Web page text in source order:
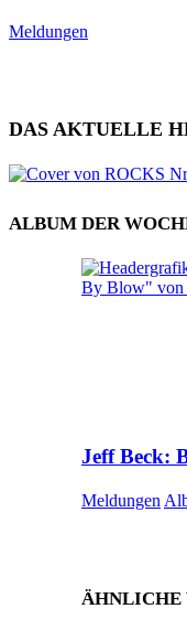
Meldungen
DAS AKTUELLE
ALBUM DER
Jeff Beck:
Meldungen
ÄHNLICHE